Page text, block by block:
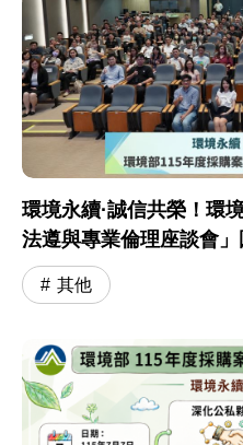
環境永續·誠信共榮！環
法遵與專業倫理座談會
其他